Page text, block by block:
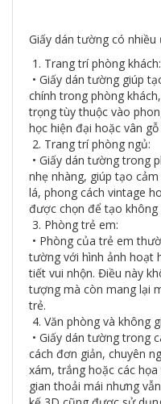
Giấy dán tường có
1. Trang trí phòng khách:
• Giấy dán tường giúp
chính trong phòng
trọng tùy thuộc vào
học hiện đại hoặc vân
2. Trang trí phòng ngủ:
• Giấy dán tường trong
nhẹ nhàng, giúp tạo
lá, phong cách vintage
được chọn để tạo không
3. Phòng trẻ em:
• Phòng của trẻ em
tường với hình ảnh hoạt
tiết vui nhộn. Điều này
tượng mà còn mang lại
trẻ.
4. Văn phòng và không
• Giấy dán tường trong
cách đơn giản, chuyên
xám, trắng hoặc các
gian thoải mái nhưng